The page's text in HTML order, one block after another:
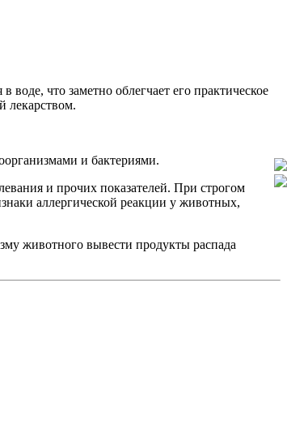
что заметно облегчает его практическое
лекарством.
и бактериями.
и прочих показателей. При строгом
аллергической реакции у животных,
животного вывести продукты распада